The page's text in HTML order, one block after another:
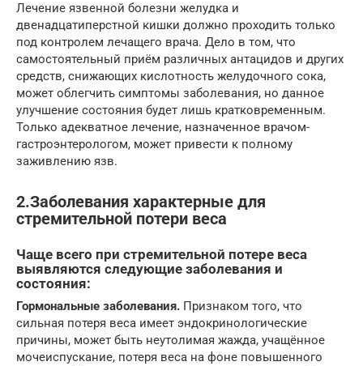
Лечение язвенной болезни желудка и
двенадцатиперстной кишки должно проходить только
под контролем лечащего врача. Дело в том, что
самостоятельный приём различных антацидов и других
средств, снижающих кислотность желудочного сока,
может облегчить симптомы заболевания, но данное
улучшение состояния будет лишь кратковременным.
Только адекватное лечение, назначенное врачом-
гастроэнтерологом, может привести к полному
заживлению язв.
2.Заболевания характерные для
стремительной потери веса
Чаще всего при стремительной потере веса
выявляются следующие заболевания и
состояния:
Гормональные заболевания. Признаком того, что
сильная потеря веса имеет эндокринологические
причины, может быть неутолимая жажда, учащённое
мочеиспускание, потеря веса на фоне повышенного